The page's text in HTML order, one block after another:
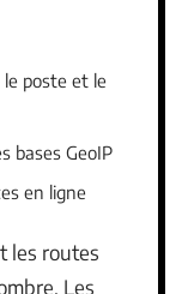
poste et le
bases GeoIP
en ligne
les routes
Les